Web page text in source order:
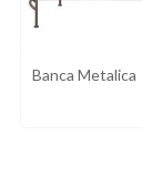
Banca Metalica